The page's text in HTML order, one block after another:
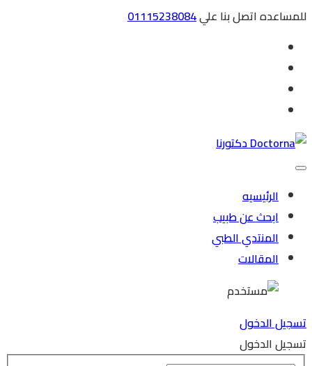
للمساعده اتصل بنا علي01115238084
الرئيسيه
ابحث عن طبيب
المنتدي الطبي
المقالات
تسجيل الدخول
تسجيل الدخول